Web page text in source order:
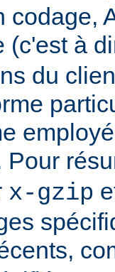
codage,
(c'est à
du
Pour
x-gzip